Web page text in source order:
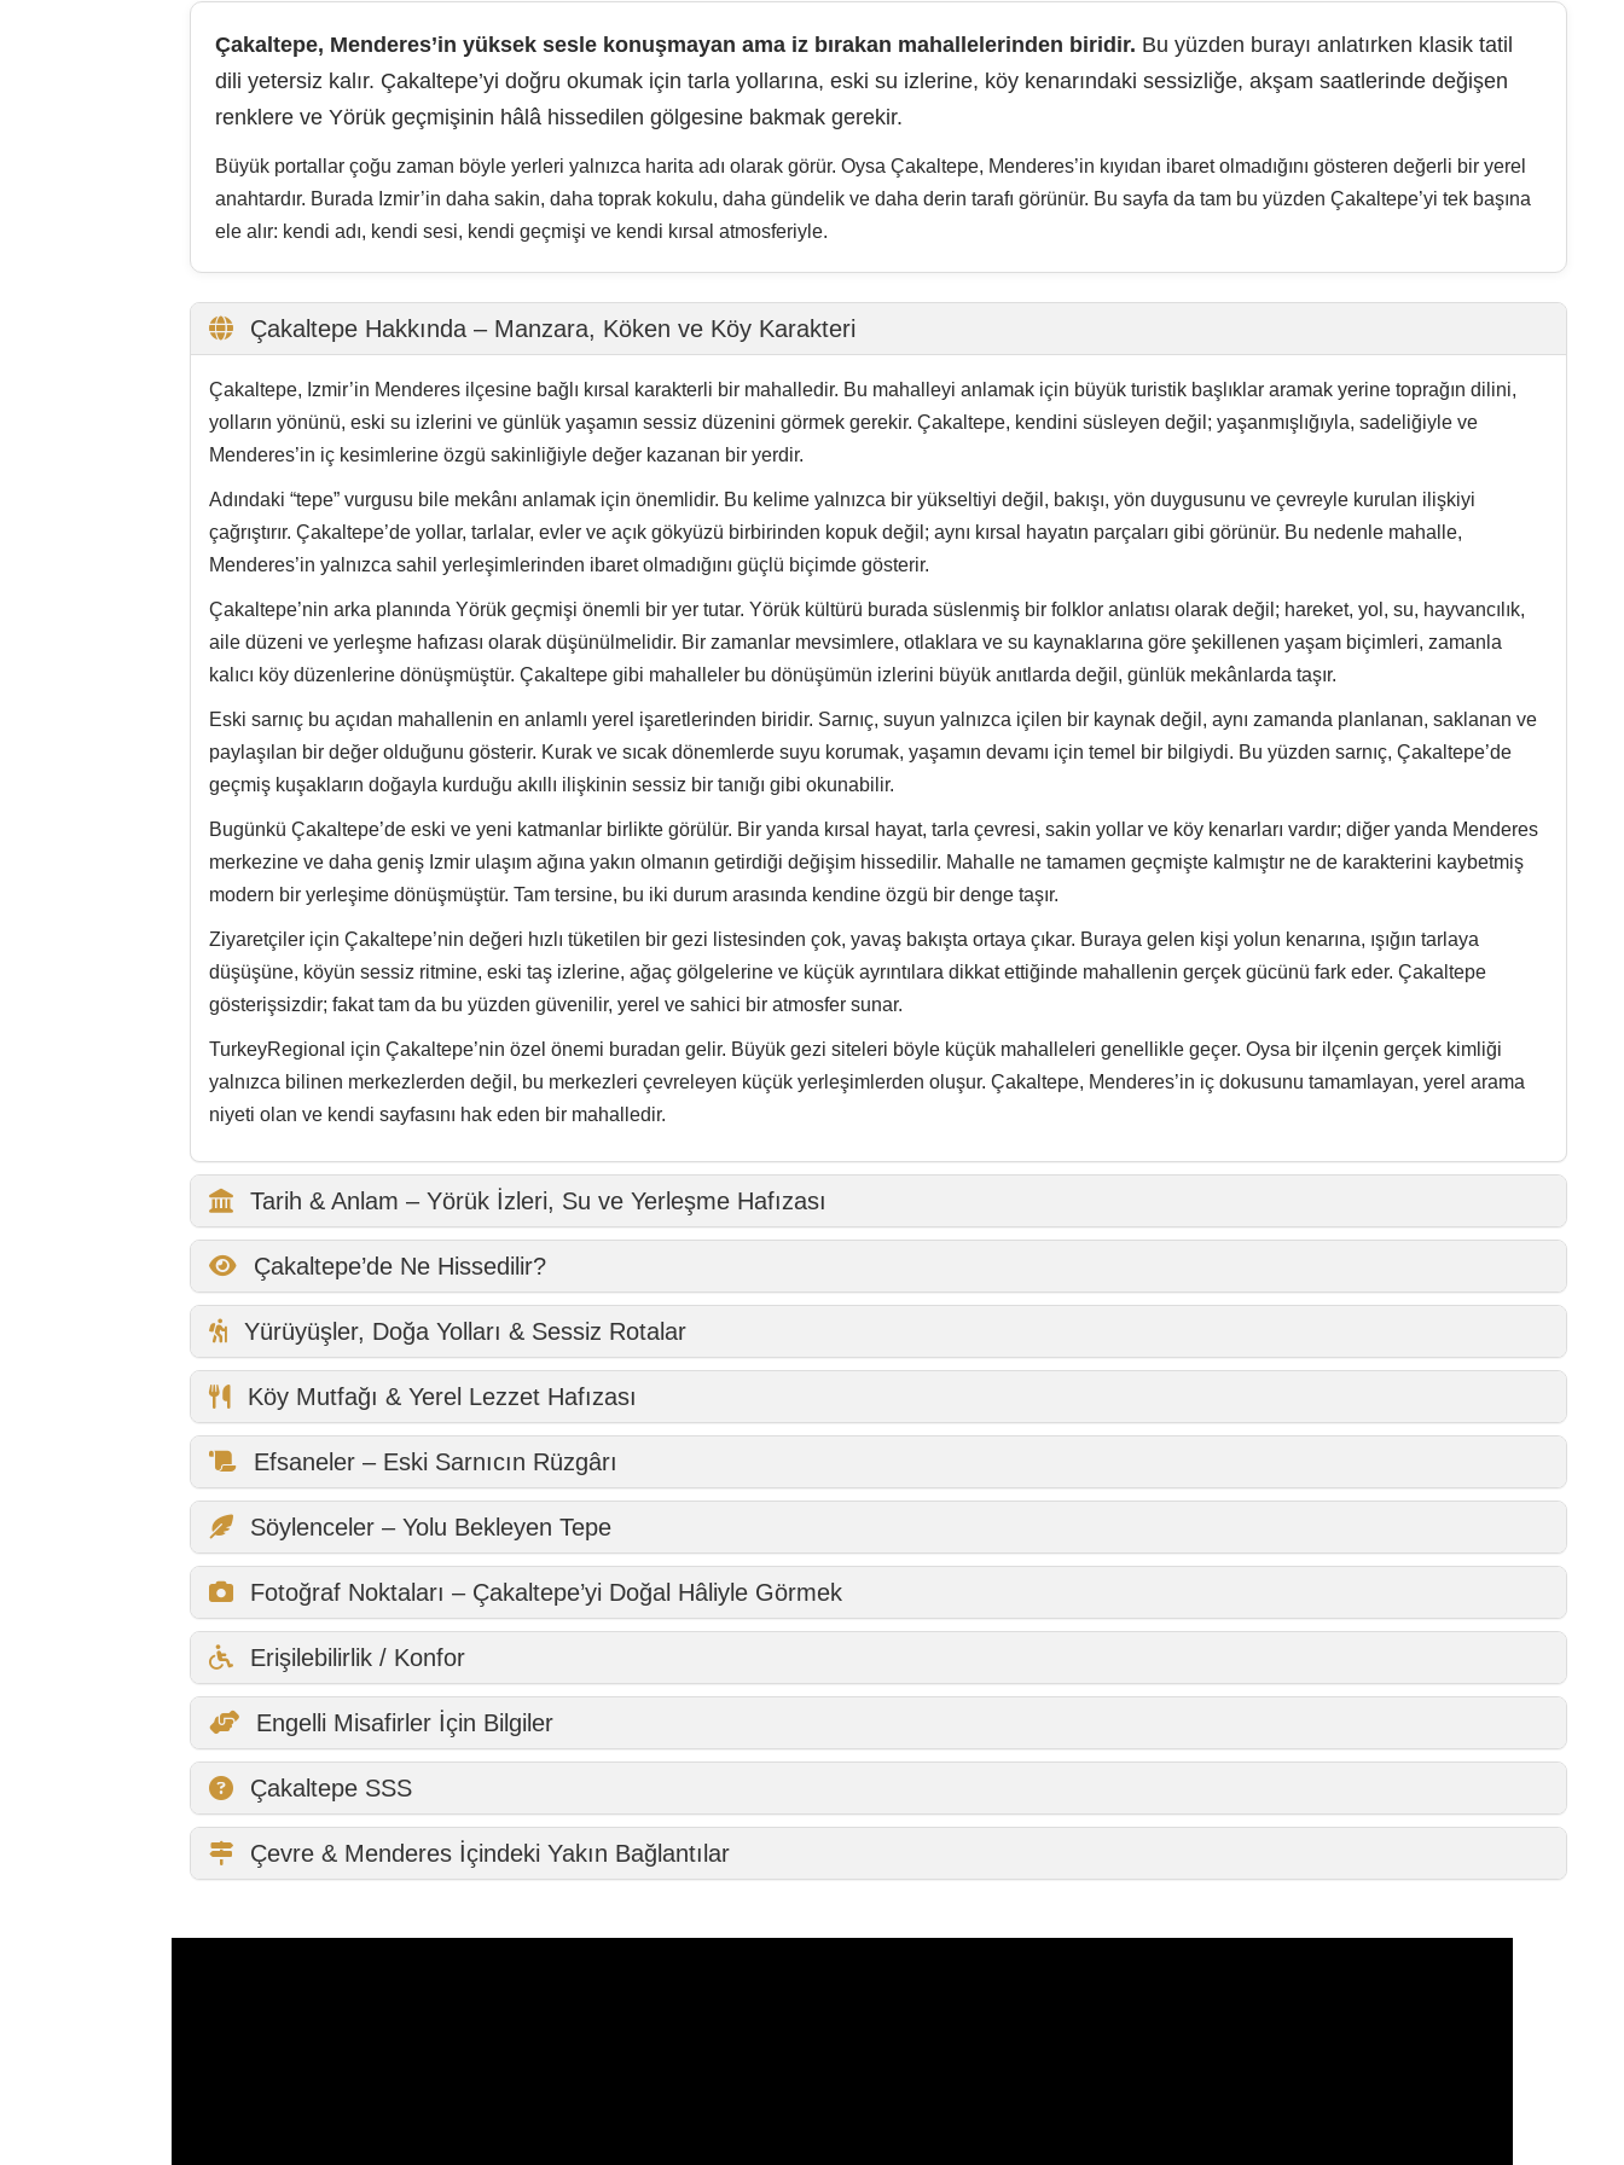
Çakaltepe, Izmir’in Menderes ilçesine bağlı kırsal karakterli bir mahalledir. Bu mahalleyi anlamak için büyük turistik başlıklar aramak yerine toprağın dilini,
yolların yönünü, eski su izlerini ve günlük yaşamın sessiz düzenini görmek gerekir. Çakaltepe, kendini süsleyen değil; yaşanmışlığıyla, sadeliğiyle ve
Menderes’in iç kesimlerine özgü sakinliğiyle değer kazanan bir yerdir.
Adındaki “tepe” vurgusu bile mekânı anlamak için önemlidir. Bu kelime yalnızca bir yükseltiyi değil, bakışı, yön duygusunu ve çevreyle kurulan ilişkiyi
çağrıştırır. Çakaltepe’de yollar, tarlalar, evler ve açık gökyüzü birbirinden kopuk değil; aynı kırsal hayatın parçaları gibi görünür. Bu nedenle mahalle,
Menderes’in yalnızca sahil yerleşimlerinden ibaret olmadığını güçlü biçimde gösterir.
aile düzeni ve yerleşme hafızası olarak düşünülmelidir. Bir zamanlar mevsimlere, otlaklara ve su kaynaklarına göre şekillenen yaşam biçimleri, zamanla
kalıcı köy düzenlerine dönüşmüştür. Çakaltepe gibi mahalleler bu dönüşümün izlerini büyük anıtlarda değil, günlük mekânlarda taşır.
paylaşılan bir değer olduğunu gösterir. Kurak ve sıcak dönemlerde suyu korumak, yaşamın devamı için temel bir bilgiydi. Bu yüzden sarnıç, Çakaltepe’de
geçmiş kuşakların doğayla kurduğu akıllı ilişkinin sessiz bir tanığı gibi okunabilir.
merkezine ve daha geniş Izmir ulaşım ağına yakın olmanın getirdiği değişim hissedilir. Mahalle ne tamamen geçmişte kalmıştır ne de karakterini kaybetmiş
modern bir yerleşime dönüşmüştür. Tam tersine, bu iki durum arasında kendine özgü bir denge taşır.
düşüşüne, köyün sessiz ritmine, eski taş izlerine, ağaç gölgelerine ve küçük ayrıntılara dikkat ettiğinde mahallenin gerçek gücünü fark eder. Çakaltepe
gösterişsizdir; fakat tam da bu yüzden güvenilir, yerel ve sahici bir atmosfer sunar.
yalnızca bilinen merkezlerden değil, bu merkezleri çevreleyen küçük yerleşimlerden oluşur. Çakaltepe, Menderes’in iç dokusunu tamamlayan, yerel arama
niyeti olan ve kendi sayfasını hak eden bir mahalledir.
Tarih & Anlam – Yörük İzleri, Su ve Yerleşme Hafızası
Yürüyüşler, Doğa Yolları & Sessiz Rotalar
Köy Mutfağı & Yerel Lezzet Hafızası
Efsaneler – Eski Sarnıcın Rüzgârı
Söylenceler – Yolu Bekleyen Tepe
Fotoğraf Noktaları – Çakaltepe’yi Doğal Hâliyle Görmek
Erişilebilirlik / Konfor
Engelli Misafirler İçin Bilgiler
Çakaltepe SSS
Çevre & Menderes İçindeki Yakın Bağlantılar